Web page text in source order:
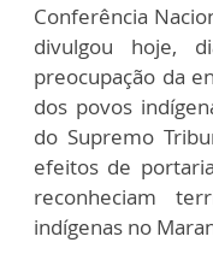
Conferência
divulgou hoje,
preocupação da
dos povos
do Supremo
efeitos de
reconheciam
indígenas no